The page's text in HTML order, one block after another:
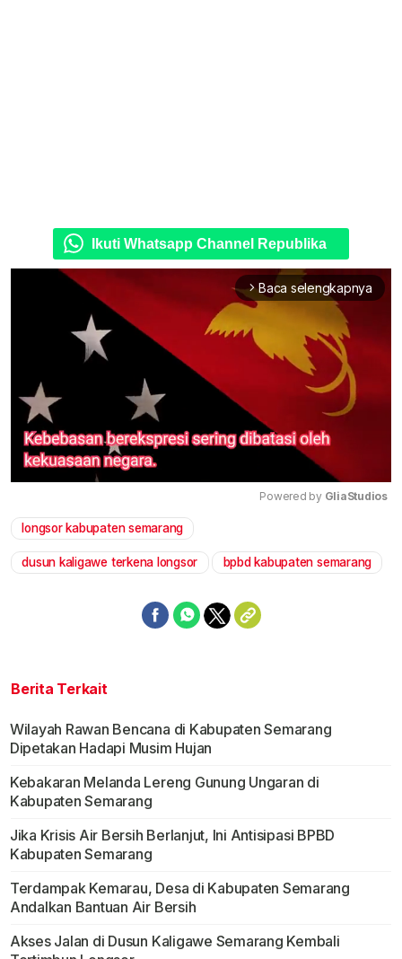
Ikuti Whatsapp Channel Republika
arrow_forward_ios Baca selengkapnya
Powered by GliaStudios
longsor kabupaten semarang
dusun kaligawe terkena longsor bpbd kabupaten semarang
Berita Terkait
Wilayah Rawan Bencana di Kabupaten Semarang
Dipetakan Hadapi Musim Hujan
Kebakaran Melanda Lereng Gunung Ungaran di
Kabupaten Semarang
Jika Krisis Air Bersih Berlanjut, Ini Antisipasi BPBD
Kabupaten Semarang
Terdampak Kemarau, Desa di Kabupaten Semarang
Andalkan Bantuan Air Bersih
Akses Jalan di Dusun Kaligawe Semarang Kembali